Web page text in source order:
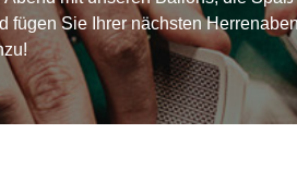
fügen Sie Ihrer nächsten